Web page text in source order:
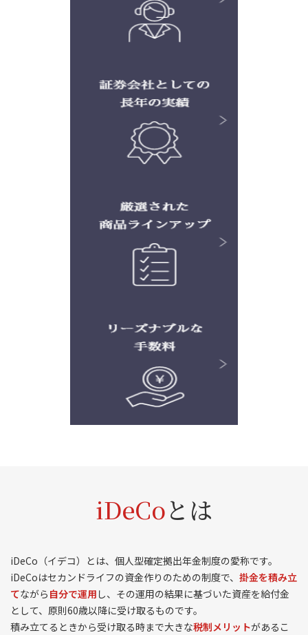
iDeCoとは
iDeCo（イデコ）とは、個人型確定拠出年金制度の愛称です。
iDeCoはセカンドライフの資金作りのための制度で、 掛金を積み立
てながら 自分で運用 し、その運用の結果に基づいた資産を給付金
として、原則60歳以降に受け取るものです。
積み立てるときから受け取る時まで大きな税制メリットがあるこ